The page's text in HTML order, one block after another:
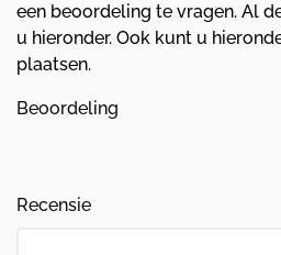
een beoordeling te vragen. Al
u hieronder. Ook kunt u
plaatsen.
Beoordeling
Recensie